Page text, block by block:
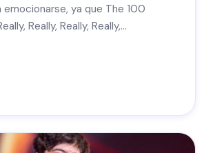
ya que The 100
Really, Really, Really,…